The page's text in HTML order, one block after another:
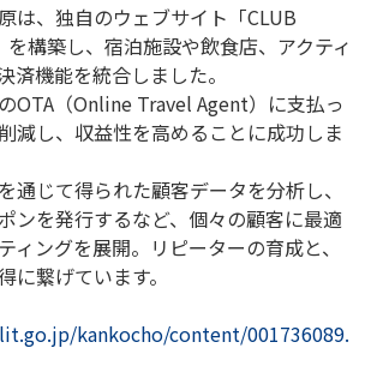
は、独自のウェブサイト「CLUB
を構築し、宿泊施設や飲食店、アクティ
済機能を統合しました。
OTA（Online Travel Agent）に支払っ
減し、収益性を高めることに成功しま
通じて得られた顧客データを分析し、
ンを発行するなど、個々の顧客に最適
ィングを展開。リピーターの育成と、
に繋げています。
kankocho/content/001736089.